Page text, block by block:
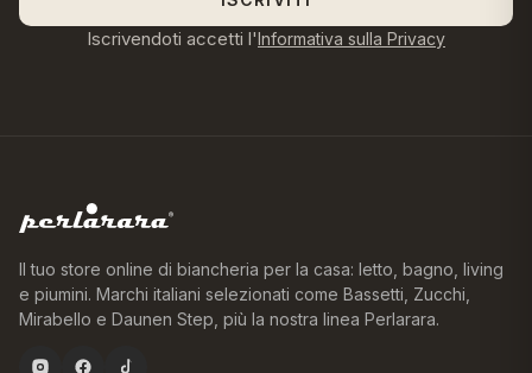
Iscrivendoti accetti l'Informativa sulla Privacy
Il tuo store online di biancheria per la casa: letto, bagno, living
e piumini. Marchi italiani selezionati come Bassetti, Zucchi,
Mirabello e Daunen Step, più la nostra linea Perlarara.